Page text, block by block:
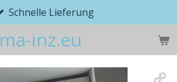
ma-inz.eu
Schnelle Lieferung